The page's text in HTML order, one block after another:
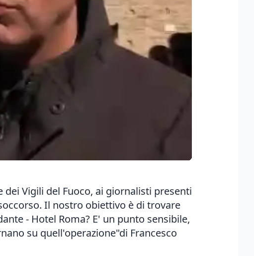
Vigili del Fuoco, ai giornalisti presenti
Il nostro obiettivo è di trovare
- Hotel Roma? E' un punto sensibile,
su quell'operazione"di Francesco